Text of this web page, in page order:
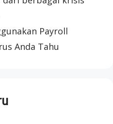
Payroll
Anda Tahu